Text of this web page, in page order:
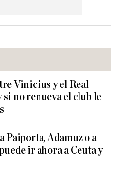
Vinicius y el Real
no renueva el club le
Paiporta, Adamuz o a
ir ahora a Ceuta y